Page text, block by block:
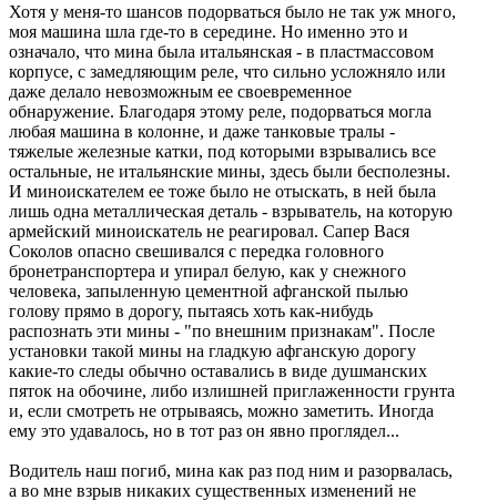
Хотя у меня-то шансов подорваться было не так уж много,
моя машина шла где-то в середине. Но именно это и
означало, что мина была итальянская - в пластмассовом
корпусе, с замедляющим реле, что сильно усложняло или
даже делало невозможным ее своевременное
обнаружение. Благодаря этому реле, подорваться могла
любая машина в колонне, и даже танковые тралы -
тяжелые железные катки, под которыми взрывались все
остальные, не итальянские мины, здесь были бесполезны.
И миноискателем ее тоже было не отыскать, в ней была
лишь одна металлическая деталь - взрыватель, на которую
армейский миноискатель не реагировал. Сапер Вася
Соколов опасно свешивался с передка головного
бронетранспортера и упирал белую, как у снежного
человека, запыленную цементной афганской пылью
голову прямо в дорогу, пытаясь хоть как-нибудь
распознать эти мины - "по внешним признакам". После
установки такой мины на гладкую афганскую дорогу
какие-то следы обычно оставались в виде душманских
пяток на обочине, либо излишней приглаженности грунта
и, если смотреть не отрываясь, можно заметить. Иногда
ему это удавалось, но в тот раз он явно проглядел...
Водитель наш погиб, мина как раз под ним и разорвалась,
а во мне взрыв никаких существенных изменений не